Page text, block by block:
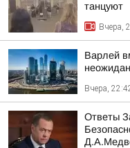
танцуют
Вчера,
Варлей
Вчера,
Ответы